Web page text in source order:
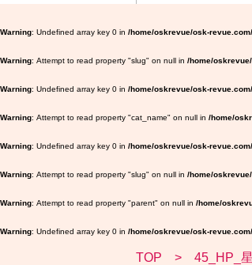
Warning : Undefined array key 0 in /home/oskrevue/osk-
Warning : Attempt to read property "slug" on null in /home/
Warning : Undefined array key 0 in /home/oskrevue/osk-
Warning : Attempt to read property "cat_name" on null in /home/
Warning : Undefined array key 0 in /home/oskrevue/osk-
Warning : Attempt to read property "slug" on null in /home/
Warning : Attempt to read property "parent" on null in /home/
Warning : Undefined array key 0 in /home/oskrevue/osk-
TOP 45_HP_